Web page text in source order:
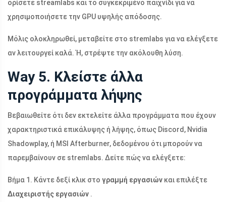
ορίσετε streamlabs και το συγκεκριμένο παιχνίδι για να
χρησιμοποιήσετε την GPU υψηλής απόδοσης.
Μόλις ολοκληρωθεί, μεταβείτε στο stremlabs για να ελέγξετε
αν λειτουργεί καλά. Ή, στρέψτε την ακόλουθη λύση.
Way 5. Κλείστε άλλα
προγράμματα λήψης
Βεβαιωθείτε ότι δεν εκτελείτε άλλα προγράμματα που έχουν
χαρακτηριστικά επικάλυψης ή λήψης, όπως Discord, Nvidia
Shadowplay, ή MSI Afterburner, δεδομένου ότι μπορούν να
παρεμβαίνουν σε stremlabs. Δείτε πώς να ελέγξετε:
Βήμα 1. Κάντε δεξί κλικ στο γραμμή εργασιών και επιλέξτε
Διαχειριστής εργασιών .